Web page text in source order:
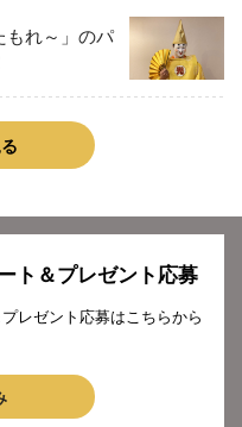
もれ～」のパ
ト＆プレゼント応募
レゼント応募はこちらから